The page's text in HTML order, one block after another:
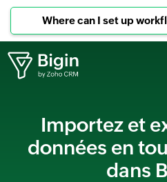
Can I connect to
Importez et
données en
dans